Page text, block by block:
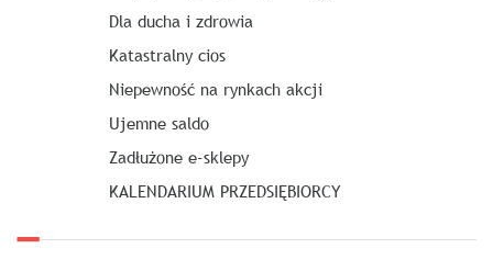
Dla ducha i zdrowia
Katastralny cios
Niepewność na rynkach akcji
Ujemne saldo
Zadłużone e-sklepy
KALENDARIUM PRZEDSIĘBIORCY